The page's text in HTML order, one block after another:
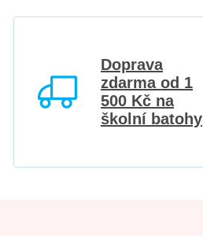
Doprava
zdarma od 1
500 Kč na
školní batohy